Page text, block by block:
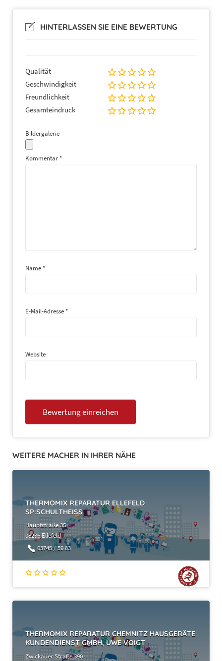
Defekten Topf austauschen
auf Anfrage
Defekten Topf austauschen
HINTERLASSEN SIE EINE BEWERTUNG
Qualität
Geschwindigkeit
Freundlichkeit
Gesamteindruck
Bildergalerie
Kommentar *
Name *
E-Mail-Adresse *
Website
WEITERE MACHER IN IHRER NÄHE
THERMOMIX REPARATUR ELLEFELD
SP:SCHULTHEISS
Hauptstraße 35
08236 Ellefeld
03745 / 59 83
THERMOMIX REPARATUR CHEMNITZ HAUSGERÄTE
KUNDENDIENST GMBH, UWE VOIGT
Zwickauer Straße 390